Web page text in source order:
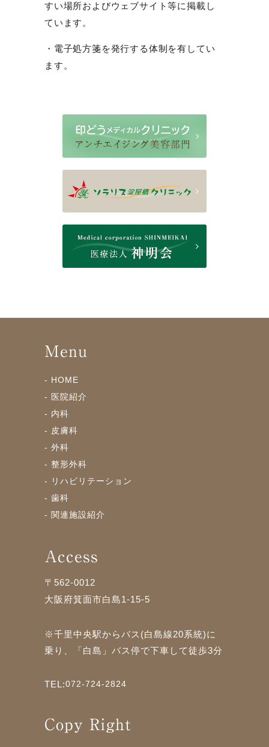
すい場所およびウェブサイト等に掲載し
ています。
・電子処方箋を発行する体制を有してい
ます。
Menu
- HOME
- 医院紹介
- 内科
- 皮膚科
- 外科
- 整形外科
- リハビリテーション
- 歯科
- 関連施設紹介
Access
〒562-0012
大阪府箕面市白島1-15-5
※千里中央駅からバス(白島線20系統)に
乗り、「白島」バス停で下車して徒歩3分
TEL:072-724-2824
Copy Right